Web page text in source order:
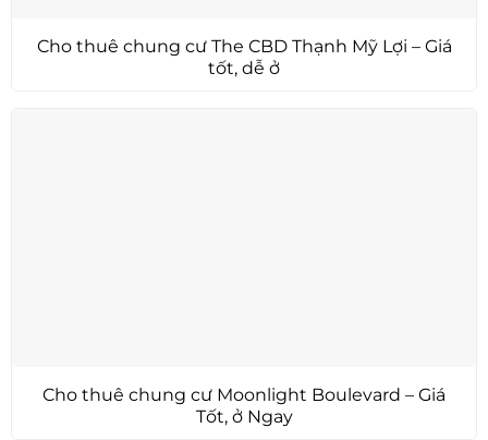
Cho thuê chung cư The CBD Thạnh Mỹ Lợi – Giá
tốt, dễ ở
Cho thuê chung cư Moonlight Boulevard – Giá
Tốt, ở Ngay